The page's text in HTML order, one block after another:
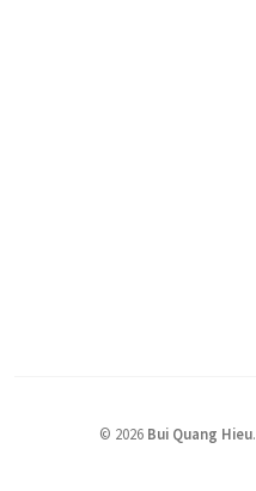
© 2026 Bui Quang Hieu.